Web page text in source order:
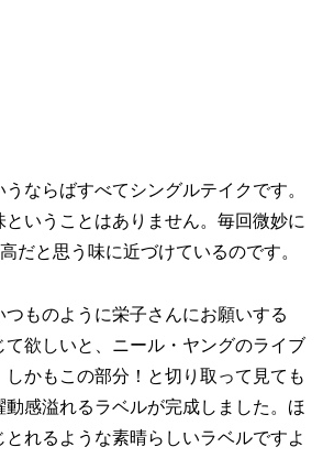
ならばすべてシングルテイクです。
いうことはありません。毎回微妙に
だと思う味に近づけているのです。
ものように栄子さんにお願いする
て欲しいと、ニール・ヤングのライブ
かもこの部分！と切り取って見ても
動感溢れるラベルが完成しました。ほ
とれるような素晴らしいラベルですよ